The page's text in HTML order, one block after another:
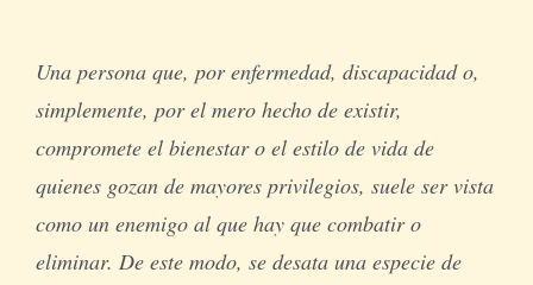
Una persona que, por enfermedad, discapacidad o,
simplemente, por el mero hecho de existir,
compromete el bienestar o el estilo de vida de
quienes gozan de mayores privilegios, suele ser vista
como un enemigo al que hay que combatir o
eliminar. De este modo, se desata una especie de